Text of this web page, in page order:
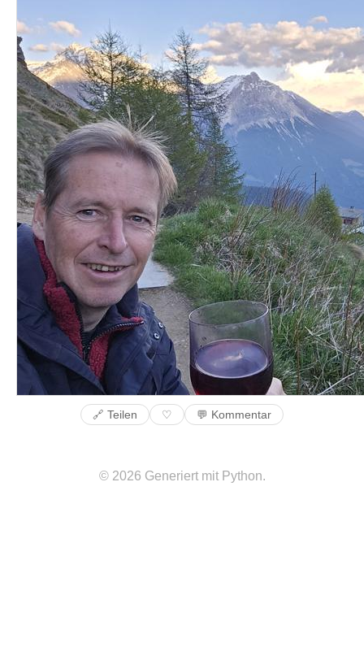
🔗 Teilen ♡ 💬 Kommentar
© 2026 Generiert mit Python.